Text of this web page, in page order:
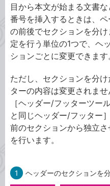
目から本文が始まる文書
番号を挿入するときは、
の前後でセクションを分
定を行う単位の1つで、ヘ
ションごとに変更できます
ただし、セクションを分
ターの内容は変更されませ
［ヘッダー/フッターツー
と同じヘッダー/フッター
前のセクションから独立
を行います。
1 ヘッダーのセクションを